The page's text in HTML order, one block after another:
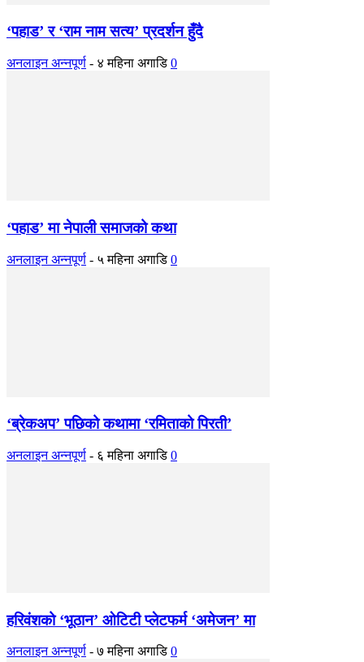
‘पहाड’ र ‘राम नाम सत्य’ प्रदर्शन हुँदै
अनलाइन अन्नपूर्ण - ४ महिना अगाडि 0
‘पहाड’ मा नेपाली समाजको कथा
अनलाइन अन्नपूर्ण - ५ महिना अगाडि 0
‘ब्रेकअप’ पछिको कथामा ‘रमिताको पिरती’
अनलाइन अन्नपूर्ण - ६ महिना अगाडि 0
हरिवंशको ‘भूठान’ ओटिटी प्लेटफर्म ‘अमेजन’ मा
अनलाइन अन्नपूर्ण - ७ महिना अगाडि 0